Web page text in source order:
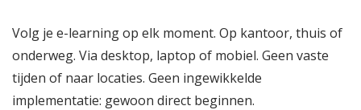
Volg je e-learning op elk moment. Op kantoor, thuis of
onderweg. Via desktop, laptop of mobiel. Geen vaste
tijden of naar locaties. Geen ingewikkelde
implementatie: gewoon direct beginnen.